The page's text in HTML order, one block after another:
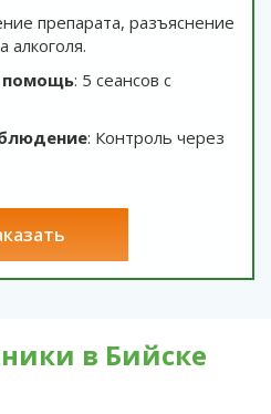
препарата, разъяснение
алкоголя.
помощь: 5 сеансов с
: Контроль через
в Бийске